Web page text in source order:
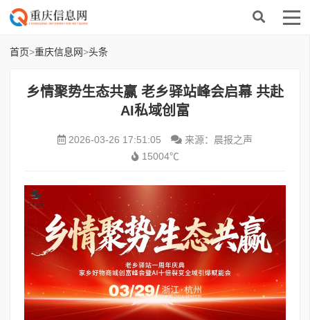
首页>重庆信息网>头条
乡情聚势生态共赢 老乡驿站峰会启幕 共赴
AI私域创富
2026-03-26 17:51:05
来源：晨报之声
15004℃